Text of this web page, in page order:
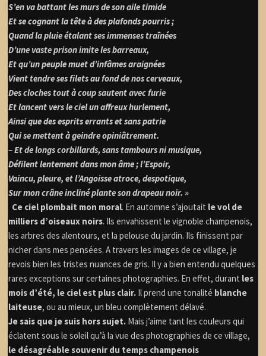
S’en va battant les murs de son aile timide
Et se cognant la tête à des plafonds pourris ;
Quand la pluie étalant ses immenses traînées
D’une vaste prison imite les barreaux,
Et qu’un peuple muet d’infâmes araignées
Vient tendre ses filets au fond de nos cerveaux,
Des cloches tout à coup sautent avec furie
Et lancent vers le ciel un affreux hurlement,
Ainsi que des esprits errants et sans patrie
Qui se mettent à geindre opiniâtrement.
–Et de longs corbillards, sans tambours ni musique,
Défilent lentement dans mon âme ; l’Espoir,
Vaincu, pleure, et l’Angoisse atroce, despotique,
Sur mon crâne incliné plante son drapeau noir. »
Ce ciel plombait mon moral. En automne s’ajoutait le vol de
milliers d’oiseaux noirs. Ils envahissent le vignoble champenois,
les arbres des alentours, et la pelouse du jardin. Ils finissent par
nicher dans mes pensées. A travers les images de ce village, je
revois bien les tristes nuances de gris. Il y a bien entendu quelques
rares exceptions sur certaines photographies. En effet, durant les
mois d’été, le ciel est plus clair. Il prend une tonalité blanche
laiteuse, ou au mieux, un bleu complètement délavé.
Je sais que je suis hors sujet.Mais j’aime tant les couleurs qui
éclatent sous le soleil qu’à la vue des photographies de ce village,
le désagréable souvenir du temps champenois